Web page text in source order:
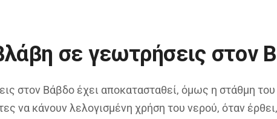
σε γεωτρήσεις στον
στον Βάβδο έχει αποκατασταθεί, όμως η στάθμη του
να κάνουν λελογισμένη χρήση του νερού, όταν